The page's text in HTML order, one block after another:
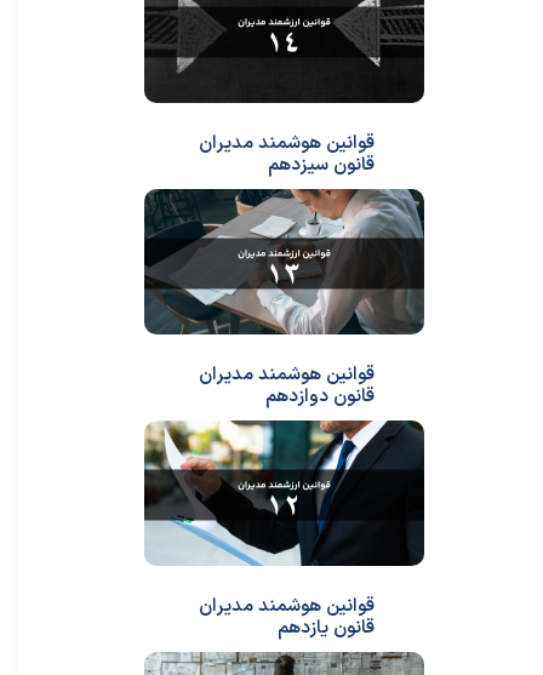
قوانین هوشمند مدیران
قانون سیزدهم
قوانین هوشمند مدیران
قانون دوازدهم
قوانین هوشمند مدیران
قانون یازدهم